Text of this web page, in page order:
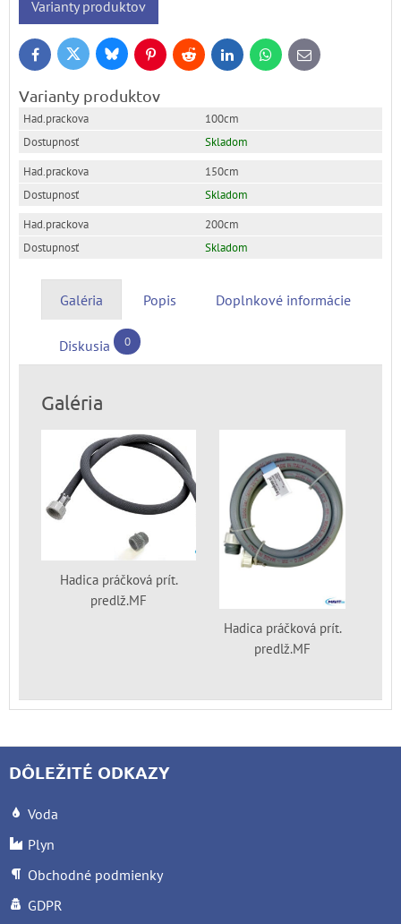
Varianty produktov
FacebookTwitter BlueskyPinterestReddit LinkedInWhatsApp
E-
mail
Varianty produktov
100cm
Skladom
150cm
Skladom
200cm
Skladom
Galéria Popis Doplnkové informácie
Diskusia 0
Galéria
Hadica práčková prít.
predlž.MF
Hadica práčková prít.
predlž.MF
DÔLEŽITÉ ODKAZY
Voda
Plyn
Obchodné podmienky
GDPR